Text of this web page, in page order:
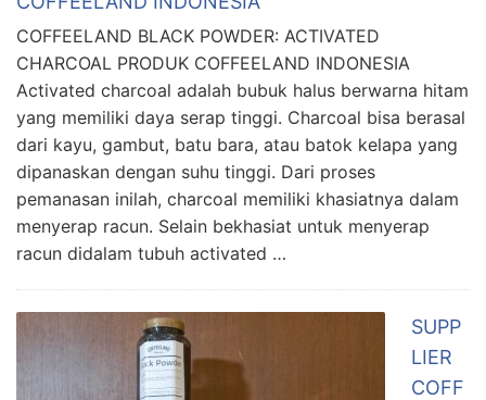
COFFEELAND BLACK POWDER: ACTIVATED
CHARCOAL PRODUK COFFEELAND INDONESIA
Activated charcoal adalah bubuk halus berwarna hitam
yang memiliki daya serap tinggi. Charcoal bisa berasal
dari kayu, gambut, batu bara, atau batok kelapa yang
dipanaskan dengan suhu tinggi. Dari proses
pemanasan inilah, charcoal memiliki khasiatnya dalam
menyerap racun. Selain bekhasiat untuk menyerap
racun didalam tubuh activated …
SUPP
LIER
COFF